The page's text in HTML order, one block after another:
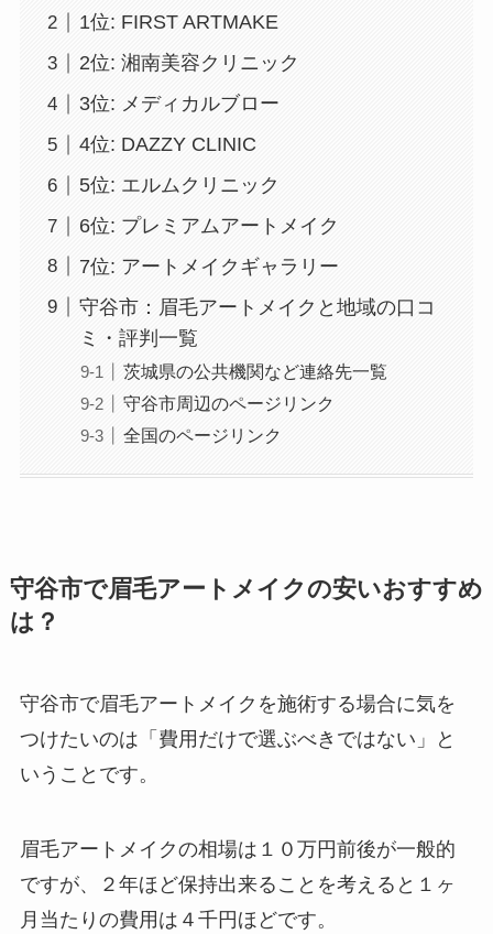
1位: FIRST ARTMAKE
2位: 湘南美容クリニック
3位: メディカルブロー
4位: DAZZY CLINIC
5位: エルムクリニック
6位: プレミアムアートメイク
7位: アートメイクギャラリー
守谷市：眉毛アートメイクと地域の口コ
ミ・評判一覧
茨城県の公共機関など連絡先一覧
守谷市周辺のページリンク
全国のページリンク
守谷市で眉毛アートメイクの安いおすすめ
は？
守谷市で眉毛アートメイクを施術する場合に気を
つけたいのは 「費用だけで選ぶべきではない」と
いうことです。
眉毛アートメイクの相場は１０万円前後が一般的
ですが、２年ほど保持出来ることを考えると１ヶ
月当たりの費用は４千円ほどです。